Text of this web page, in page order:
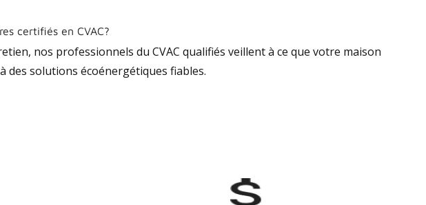
certifiés en CVAC?
nos professionnels du CVAC qualifiés veillent à ce que votre maison
des solutions écoénergétiques fiables.